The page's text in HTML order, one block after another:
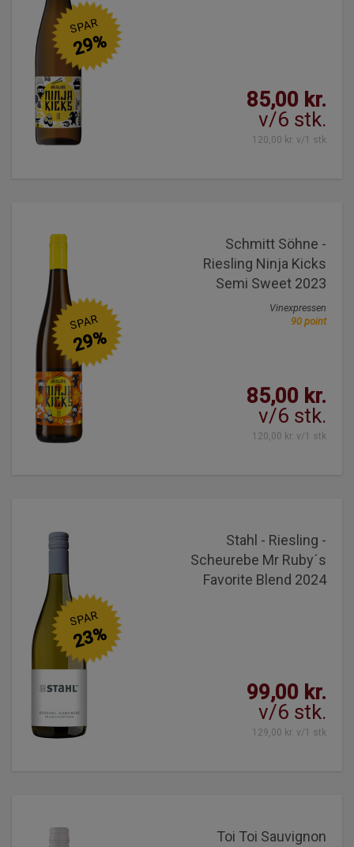
85,00 kr.
v/6 stk.
120,00 kr. v/1 stk
SPAR
29%
Schmitt Söhne -
Riesling Ninja Kicks
Semi Sweet 2023
Vinexpressen
90 point
85,00 kr.
v/6 stk.
120,00 kr. v/1 stk
SPAR
29%
Stahl - Riesling -
Scheurebe Mr Ruby´s
Favorite Blend 2024
99,00 kr.
v/6 stk.
129,00 kr. v/1 stk
SPAR
23%
Toi Toi Sauvignon